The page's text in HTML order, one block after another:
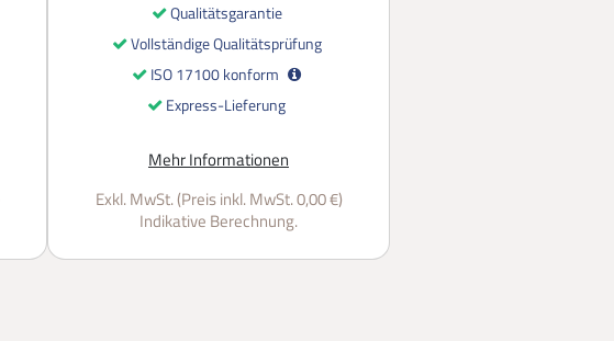
Qualitätsgarantie
Vollständige Qualitätsprüfung
ISO 17100 konform
Express-Lieferung
Mehr Informationen
Exkl. MwSt. (Preis inkl. MwSt. 0,00 €)
Indikative Berechnung.